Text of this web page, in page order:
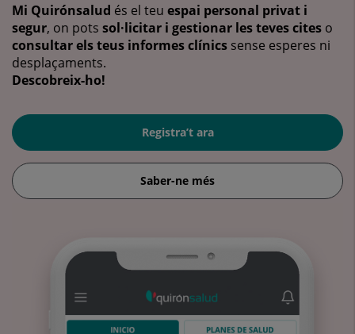
Mi Quirónsalud és el teu espai personal privat i
segur, on pots sol·licitar i gestionar les teves cites o
consultar els teus informes clínics sense esperes ni
desplaçaments.
Descobreix-ho!
Registra’t ara
Saber-ne més